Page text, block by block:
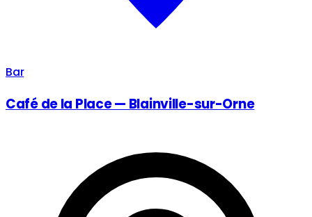
Bar
Café de la Place — Blainville-sur-Orne